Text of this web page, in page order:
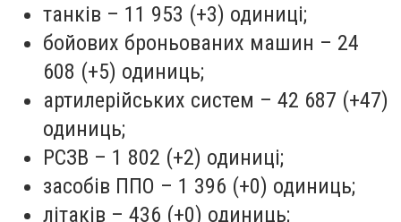
танків – 11 953 (+3) одиниці;
бойових броньованих машин – 24
608 (+5) одиниць;
артилерійських систем – 42 687 (+47)
одиниць;
РСЗВ – 1 802 (+2) одиниці;
засобів ППО – 1 396 (+0) одиниць;
літаків – 436 (+0) одиниць;